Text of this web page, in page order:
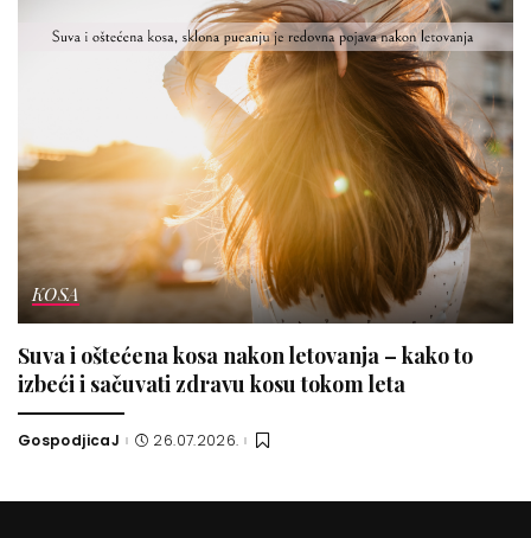
KOSA
Suva i oštećena kosa nakon letovanja – kako to
izbeći i sačuvati zdravu kosu tokom leta
GospodjicaJ 26.07.2026.